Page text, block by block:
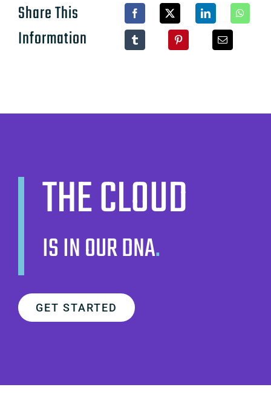
Share This
Information
THE CLOUD
IS IN OUR DNA.
GET STARTED